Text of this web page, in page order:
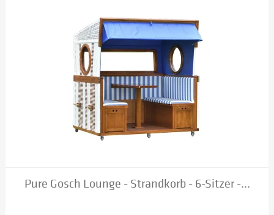
Pure Gosch Lounge - Strandkorb - 6-Sitzer -...